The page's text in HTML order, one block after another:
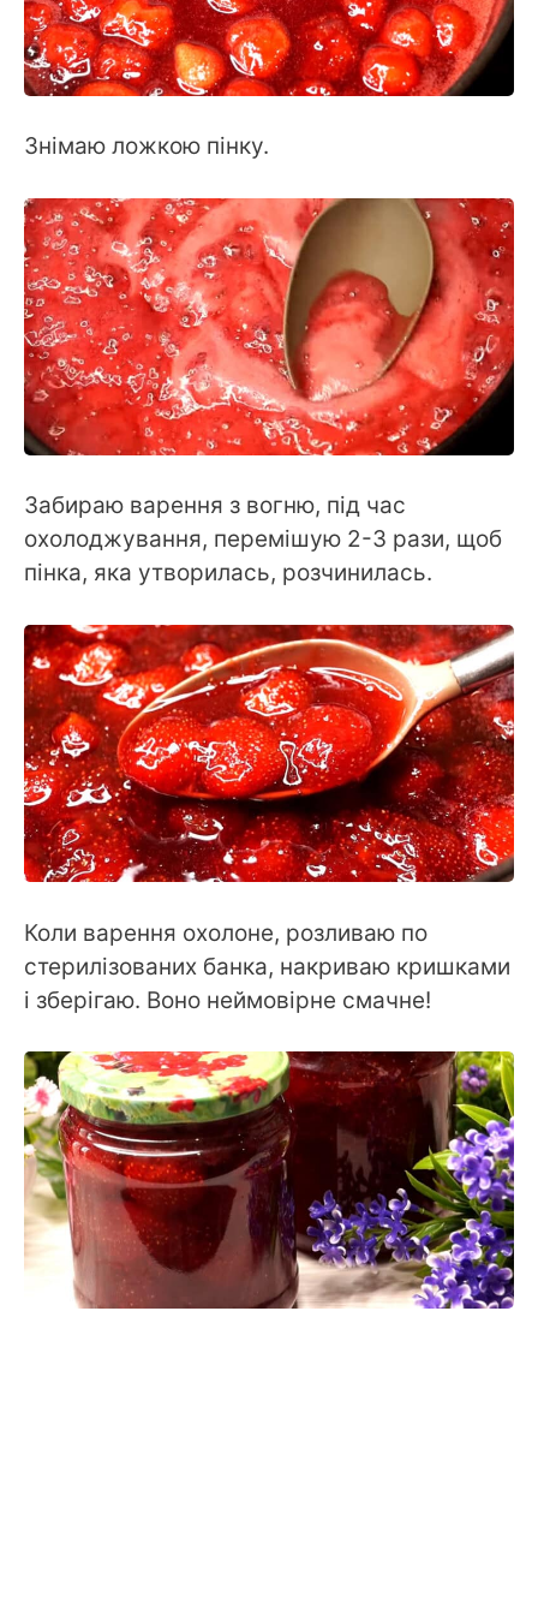
Знімаю ложкою пінку.
Забираю варення з вогню, під час
охолоджування, перемішую 2-3 рази, щоб
пінка, яка утворилась, розчинилась.
Коли варення охолоне, розливаю по
стерилізованих банка, накриваю кришками
і зберігаю. Воно неймовірне смачне!